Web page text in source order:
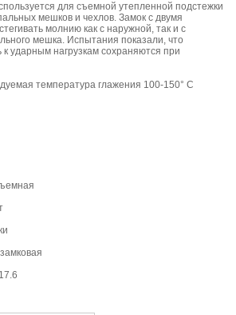
для съемной утепленной подстежки
мешков и чехлов. Замок с двумя
молнию как с наружной, так и с
мешка. Испытания показали, что
к ударным нагрузкам сохраняются при
температура глажения 100-150° С